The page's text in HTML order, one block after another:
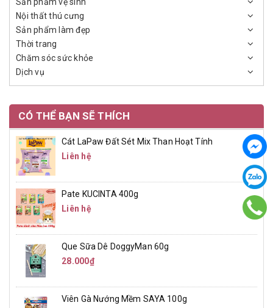
Nội thất thú cưng
Sản phẩm làm đẹp
Thời trang
Chăm sóc sức khỏe
Dịch vụ
CÓ THỂ BẠN SẼ THÍCH
Cát LaPaw Đất Sét Mix Than Hoạt Tính
Liên hệ
Pate KUCINTA 400g
Liên hệ
Que Sữa Dê DoggyMan 60g
28.000₫
Viên Gà Nướng Mềm SAYA 100g